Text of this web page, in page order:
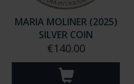
MARIA MOLINER (2025)
SILVER COIN
€140.00